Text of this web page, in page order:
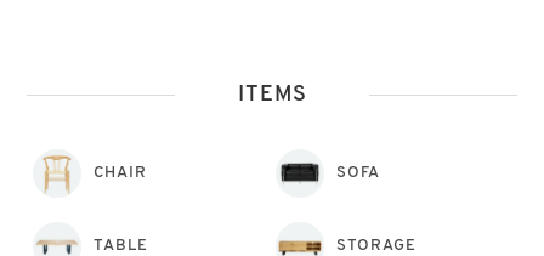
ITEMS
CHAIR SOFA
TABLE STORAGE